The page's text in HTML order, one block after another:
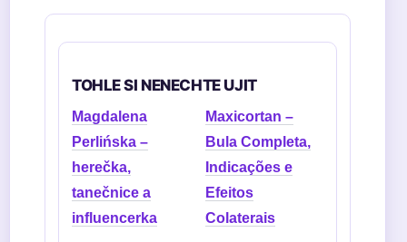
TOHLE SI NENECHTE UJIT
Magdalena
Perlińska –
herečka,
tanečnice a
influencerka
Maxicortan –
Bula Completa,
Indicações e
Efeitos
Colaterais